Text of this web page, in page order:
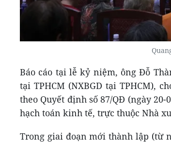
Báo cáo tại lễ kỷ niệm, ông Đỗ
tại TPHCM (NXBGD tại TPHCM),
theo Quyết định số 87/QĐ (ngày
hạch toán kinh tế, trực thuộc Nhà
Trong giai đoạn mới thành lập (từ